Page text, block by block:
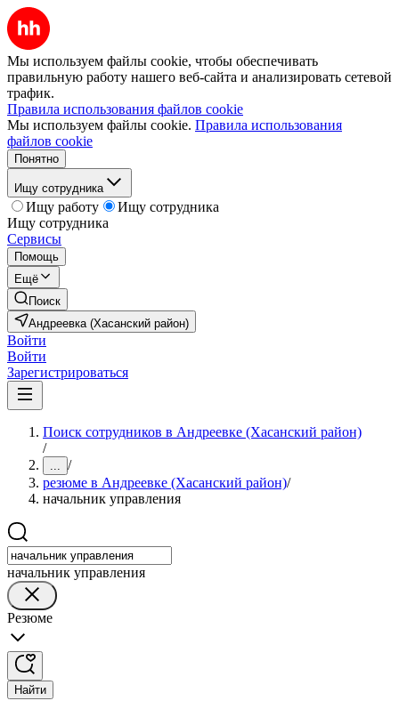
Мы используем файлы cookie, чтобы обеспечивать
правильную работу нашего веб-сайта и анализировать сетевой
трафик.
Правила использования файлов cookie
Мы используем файлы cookie. Правила использования
файлов cookie
Понятно
Ищу сотрудника
Ищу работу
Ищу сотрудника
Ищу сотрудника
Сервисы
Помощь
Ещё
Поиск
Андреевка (Хасанский район)
Войти
Войти
Зарегистрироваться
Поиск сотрудников в Андреевке (Хасанский район)
/
... /
резюме в Андреевке (Хасанский район)/
начальник управления
начальник управления
Резюме
Найти